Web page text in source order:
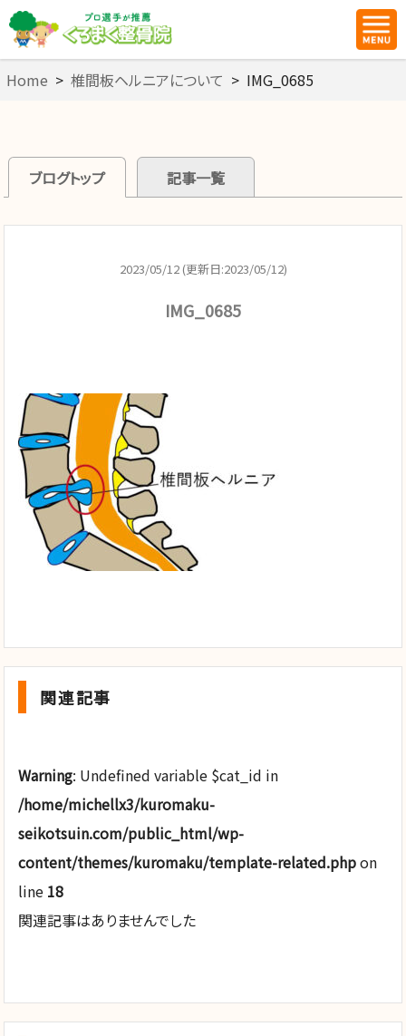
Home > 椎間板ヘルニアについて > IMG_0685
ブログトップ 記事一覧
2023/05/12 (更新日:2023/05/12)
IMG_0685
関連記事
Warning: Undefined variable $cat_id in
/home/michellx3/kuromaku-
seikotsuin.com/public_html/wp-
content/themes/kuromaku/template-related.phpon
line 18
関連記事はありませんでした